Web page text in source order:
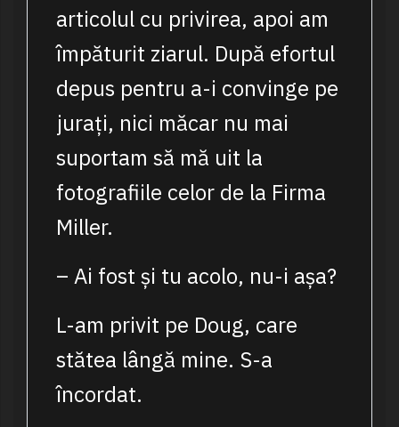
articolul cu privirea, apoi am
împăturit ziarul. După efortul
depus pentru a-i convinge pe
jurați, nici măcar nu mai
suportam să mă uit la
fotografiile celor de la Firma
Miller.
– Ai fost și tu acolo, nu-i așa?
L-am privit pe Doug, care
stătea lângă mine. S-a
încordat.